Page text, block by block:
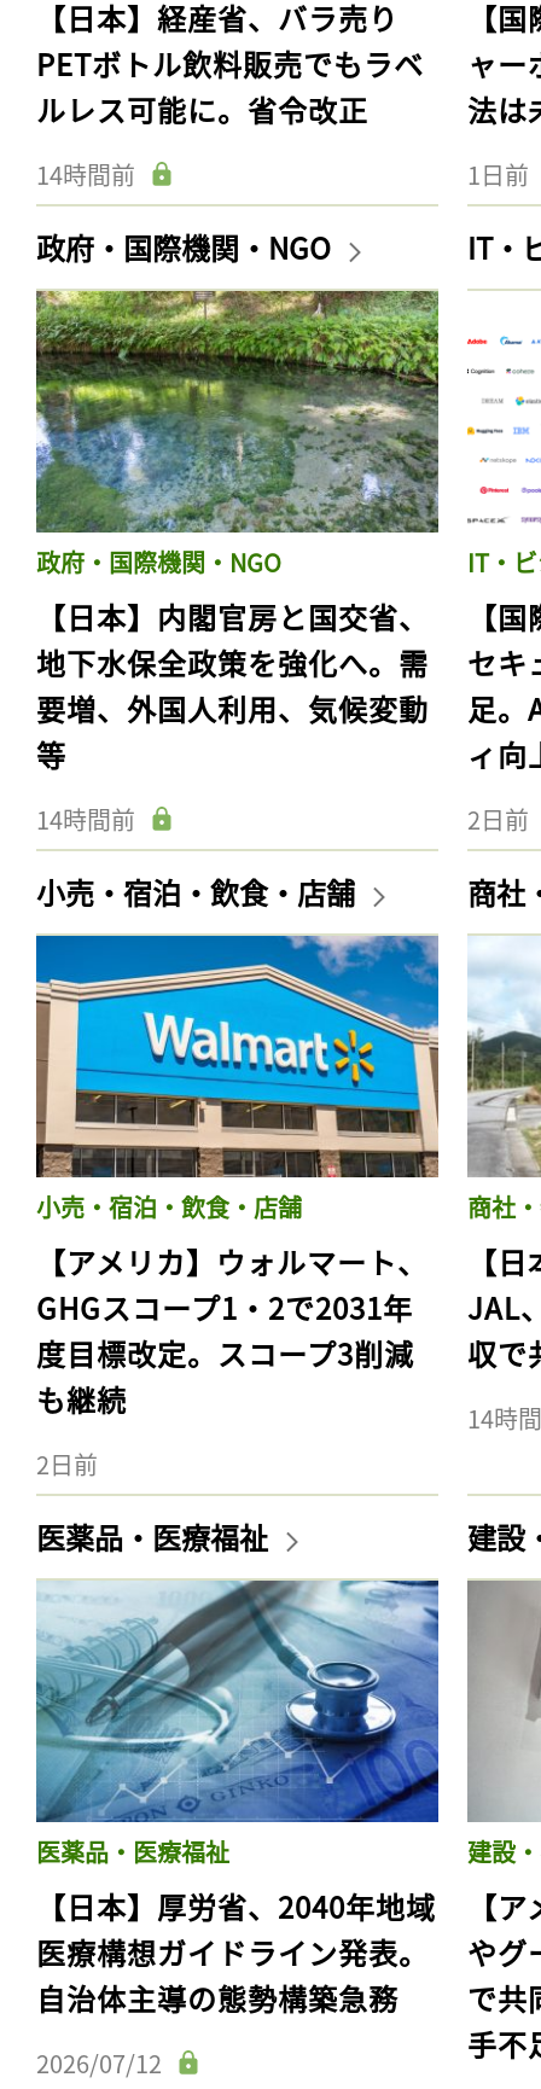
【日本】経産省、バラ売り
PETボトル飲料販売でもラベ
ルレス可能に。省令改正
14時間前
【
ャー
法は
1日前
政府・国際機関・NGO
政府・国際機関・NGO
【日本】内閣官房と国交省、
地下水保全政策を強化へ。需
要増、外国人利用、気候変動
等
14時間前
IT・
IT・
【
セキ
足。
ィ向
2日前
小売・宿泊・飲食・店舗
小売・宿泊・飲食・店舗
【アメリカ】ウォルマート、
GHGスコープ1・2で2031年
度目標改定。スコープ3削減
も継続
2日前
商社
商社
【
JAL
収で
14時
医薬品・医療福祉
医薬品・医療福祉
【日本】厚労省、2040年地域
医療構想ガイドライン発表。
自治体主導の態勢構築急務
2026/07/12
建設
建設
【
やグ
で共
手不